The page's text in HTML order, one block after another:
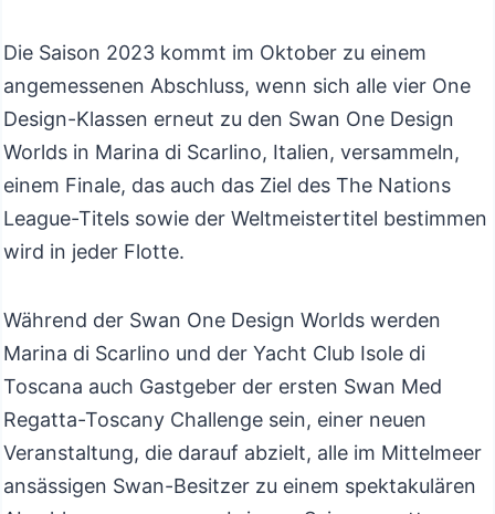
Die Saison 2023 kommt im Oktober zu einem
angemessenen Abschluss, wenn sich alle vier One
Design-Klassen erneut zu den Swan One Design
Worlds in Marina di Scarlino, Italien, versammeln,
einem Finale, das auch das Ziel des The Nations
League-Titels sowie der Weltmeistertitel bestimmen
wird in jeder Flotte.
Während der Swan One Design Worlds werden
Marina di Scarlino und der Yacht Club Isole di
Toscana auch Gastgeber der ersten Swan Med
Regatta-Toscany Challenge sein, einer neuen
Veranstaltung, die darauf abzielt, alle im Mittelmeer
ansässigen Swan-Besitzer zu einem spektakulären